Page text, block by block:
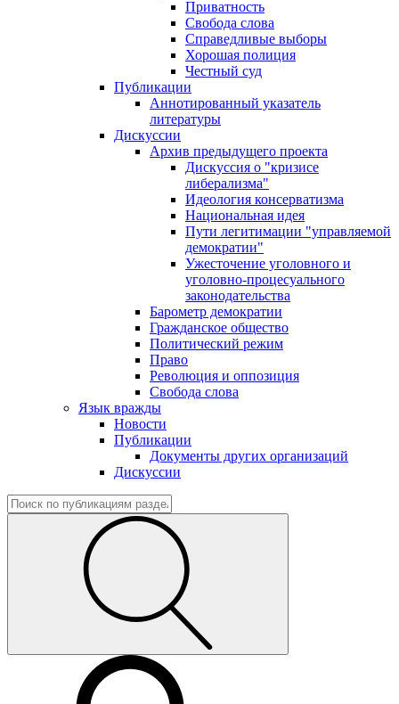
Приватность
Свобода слова
Справедливые выборы
Хорошая полиция
Честный суд
Публикации
Аннотированный указатель
литературы
Дискуссии
Архив предыдущего проекта
Дискуссия о "кризисе
либерализма"
Идеология консерватизма
Национальная идея
Пути легитимации "управляемой
демократии"
Ужесточение уголовного и
уголовно-процесуального
законодательства
Барометр демократии
Гражданское общество
Политический режим
Право
Революция и оппозиция
Свобода слова
Язык вражды
Новости
Публикации
Документы других организаций
Дискуссии